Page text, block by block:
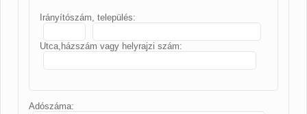
Irányítószám, település:
Utca,házszám vagy helyrajzi szám:
Adószáma: